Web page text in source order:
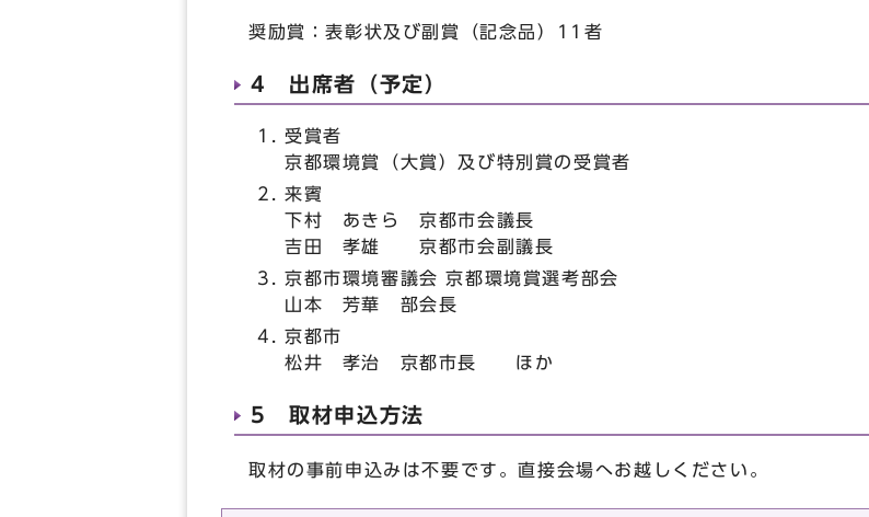
奨励賞：表彰状及び副賞（記念品）11者
4 出席者（予定）
受賞者
京都環境賞（大賞）及び特別賞の受賞者
来賓
下村 あきら 京都市会議長
吉田 孝雄 京都市会副議長
京都市環境審議会 京都環境賞選考部会
山本 芳華 部会長
京都市
松井 孝治 京都市長 ほか
5 取材申込方法
取材の事前申込みは不要です。直接会場へお越しください。